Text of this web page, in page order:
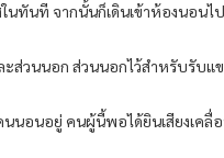
นทันที จากนั้นก็เดินเข้าห้องนอน
ส่วนนอก ส่วนนอกไว้สำหรับรับแ
นนอนอยู่ คนผู้นี้พอได้ยินเสียงเค